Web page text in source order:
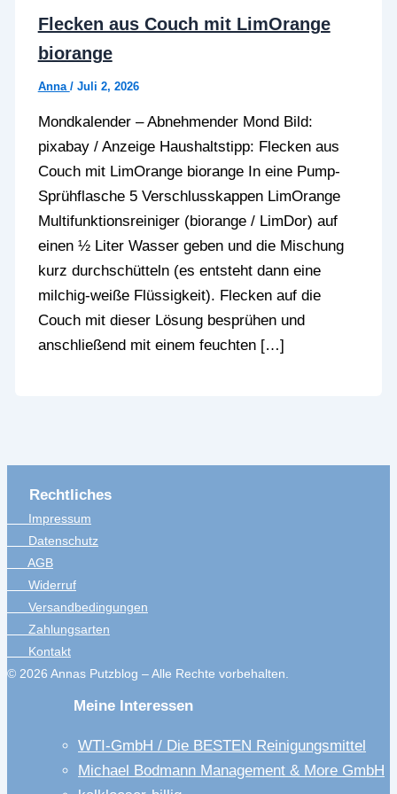
Flecken aus Couch mit LimOrange
biorange
Anna / Juli 2, 2026
Mondkalender – Abnehmender Mond Bild:
pixabay / Anzeige Haushaltstipp: Flecken aus
Couch mit LimOrange biorange In eine Pump-
Sprühflasche 5 Verschlusskappen LimOrange
Multifunktionsreiniger (biorange / LimDor) auf
einen ½ Liter Wasser geben und die Mischung
kurz durchschütteln (es entsteht dann eine
milchig-weiße Flüssigkeit). Flecken auf die
Couch mit dieser Lösung besprühen und
anschließend mit einem feuchten […]
Rechtliches
Impressum
Datenschutz
AGB
Widerruf
Versandbedingungen
Zahlungsarten
Kontakt
© 2026 Annas Putzblog – Alle Rechte vorbehalten.
Meine Interessen
WTI-GmbH / Die BESTEN Reinigungsmittel
Michael Bodmann Management & More GmbH